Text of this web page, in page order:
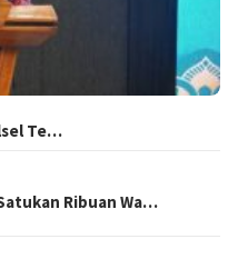
Te…
Ribuan Wa…